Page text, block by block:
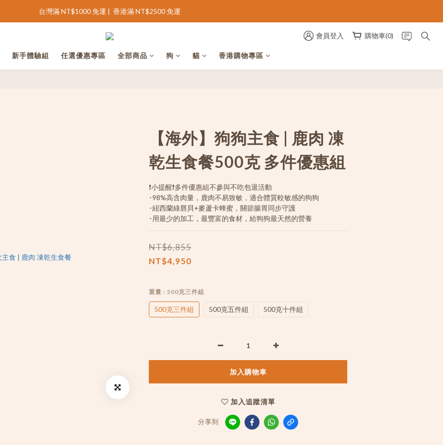
完善會員資料領 NT$100 購物金
完善會員資料領 NT$100 購物金
台灣滿 NT$1000 免運 |  香港滿 NT$2500 免運
完善會員資料領 NT$100 購物金
會員登入 購物車(0)
新手體驗組 任選優惠專區 全部商品 狗 貓 香港購物專區
【海外】狗狗主食 | 鹿肉 凍
乾生食餐500克 多件優惠組
❗小提醒❗多件優惠組不參與不吃包退活動
･98%高含肉量，鹿肉不易致敏，適合體質較敏感的狗狗
･紐西蘭綠唇貝+麥蘆卡蜂蜜，關節腸胃同步守護
･用最少的加工，最豐富的食材，給狗狗最天然的營養
NT$6,855
NT$4,950
重量 : 500克三件組
500克三件組 500克五件組 500克十件組
加入購物車
加入追蹤清單
分享到